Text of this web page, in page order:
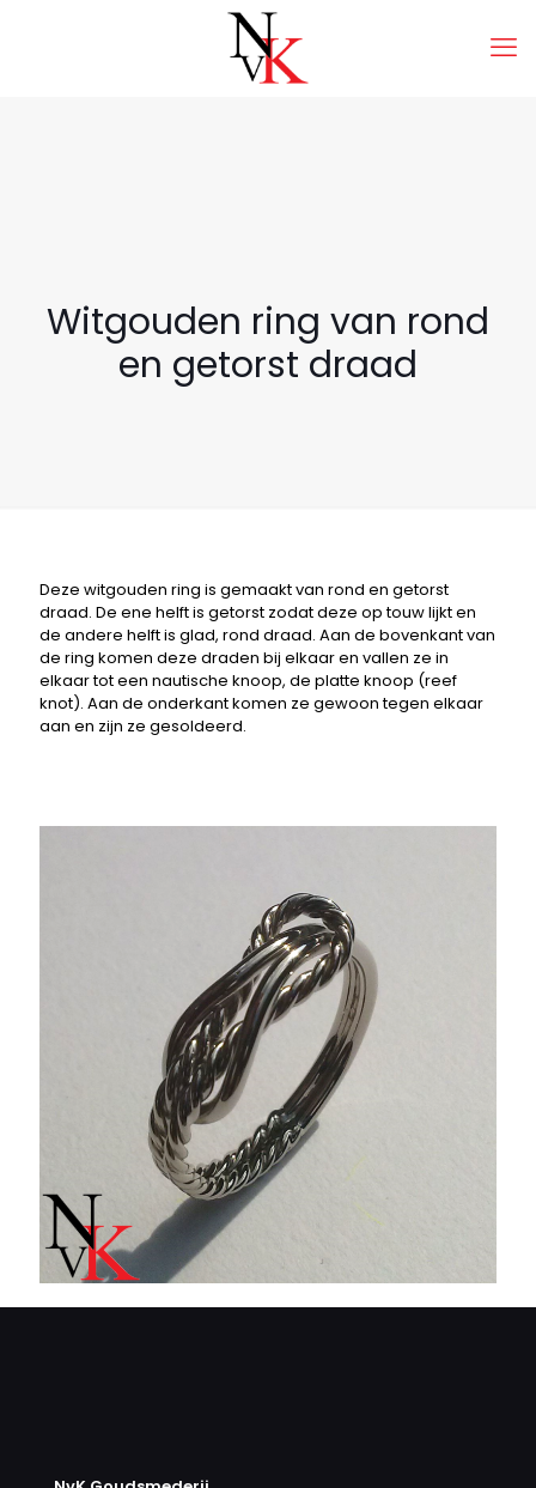
Witgouden ring van rond
en getorst draad
Deze witgouden ring is gemaakt van rond en getorst
draad. De ene helft is getorst zodat deze op touw lijkt en
de andere helft is glad, rond draad. Aan de bovenkant van
de ring komen deze draden bij elkaar en vallen ze in
elkaar tot een nautische knoop, de platte knoop (reef
knot). Aan de onderkant komen ze gewoon tegen elkaar
aan en zijn ze gesoldeerd.